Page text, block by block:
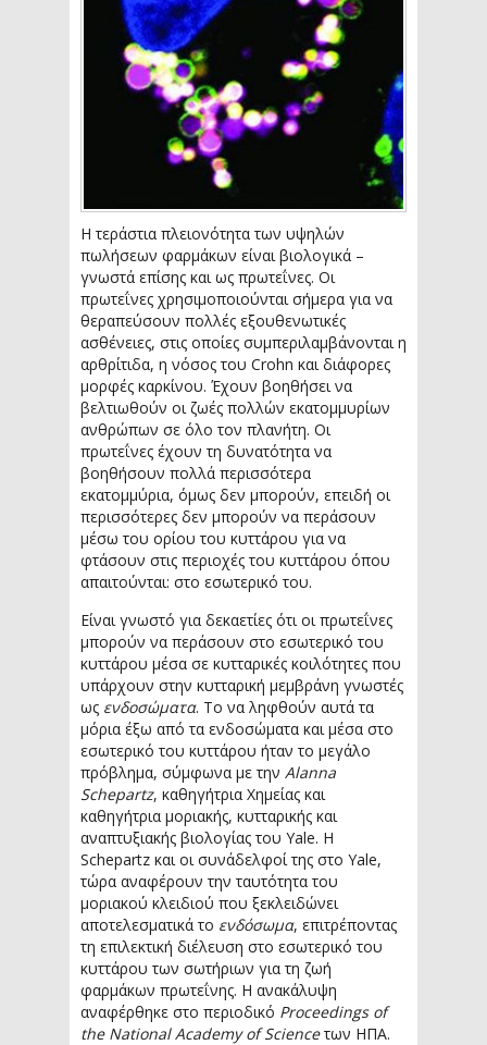
Η τεράστια πλειονότητα των υψηλών
πωλήσεων φαρμάκων είναι βιολογικά –
γνωστά επίσης και ως πρωτεΐνες. Οι
πρωτεΐνες χρησιμοποιούνται σήμερα για να
θεραπεύσουν πολλές εξουθενωτικές
ασθένειες, στις οποίες συμπεριλαμβάνονται η
αρθρίτιδα, η νόσος του Crohn και διάφορες
μορφές καρκίνου. Έχουν βοηθήσει να
βελτιωθούν οι ζωές πολλών εκατομμυρίων
ανθρώπων σε όλο τον πλανήτη. Οι
πρωτεΐνες έχουν τη δυνατότητα να
βοηθήσουν πολλά περισσότερα
εκατομμύρια, όμως δεν μπορούν, επειδή οι
περισσότερες δεν μπορούν να περάσουν
μέσω του ορίου του κυττάρου για να
φτάσουν στις περιοχές του κυττάρου όπου
απαιτούνται: στο εσωτερικό του.
Είναι γνωστό για δεκαετίες ότι οι πρωτεΐνες
μπορούν να περάσουν στο εσωτερικό του
κυττάρου μέσα σε κυτταρικές κοιλότητες που
υπάρχουν στην κυτταρική μεμβράνη γνωστές
ως ενδοσώματα. Το να ληφθούν αυτά τα
μόρια έξω από τα ενδοσώματα και μέσα στο
εσωτερικό του κυττάρου ήταν το μεγάλο
πρόβλημα, σύμφωνα με την Alanna
Schepartz, καθηγήτρια Χημείας και
καθηγήτρια μοριακής, κυτταρικής και
αναπτυξιακής βιολογίας του Yale. Η
Schepartz και οι συνάδελφοί της στο Yale,
τώρα αναφέρουν την ταυτότητα του
μοριακού κλειδιού που ξεκλειδώνει
αποτελεσματικά το ενδόσωμα, επιτρέποντας
τη επιλεκτική διέλευση στο εσωτερικό του
κυττάρου των σωτήριων για τη ζωή
φαρμάκων πρωτεΐνης. Η ανακάλυψη
αναφέρθηκε στο περιοδικό Proceedings of
the National Academy of Scienceτων ΗΠΑ.